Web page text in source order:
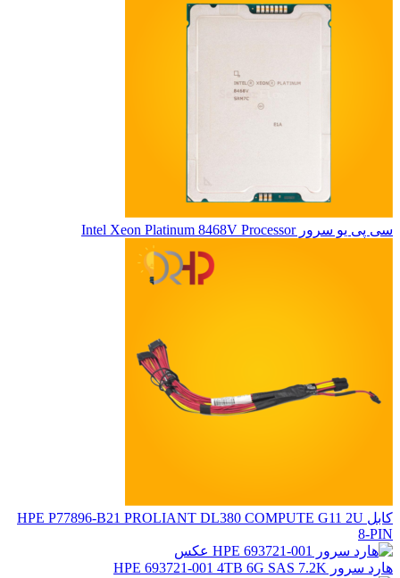
سی پی یو سرور Intel Xeon Platinum 8468V Processor
کابل HPE P77896-B21 PROLIANT DL380 COMPUTE G11 2U
8-PIN
هارد سرور HPE 693721-001 4TB 6G SAS 7.2K